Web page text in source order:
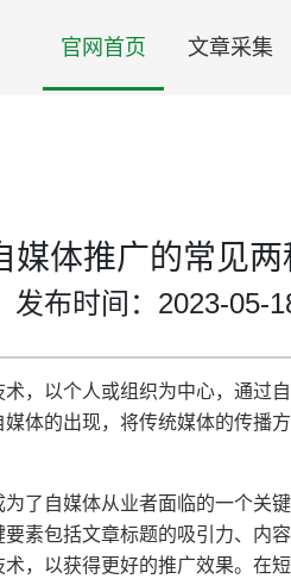
官网首页 文章采集
媒体推广的常见
发布时间：2023-05-
，以个人或组织为中心，通过
体的出现，将传统媒体的传播
了自媒体从业者面临的一个关
素包括文章标题的吸引力、内
术，以获得更好的推广效果。在